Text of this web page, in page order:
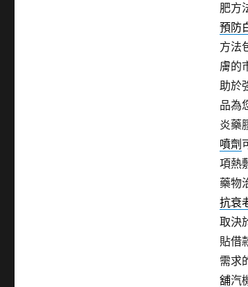
肥方
預防
方法
膚的
助於
品為
炎藥
噴劑
項熱
藥物
抗衰
取決
貼借
需求
舖汽